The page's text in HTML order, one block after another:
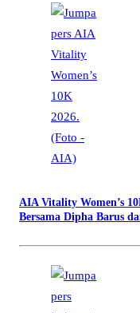
AIA Vitality Women’s
Bersama Dipha Barus